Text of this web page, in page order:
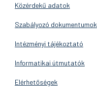
Közérdekű adatok
Szabályozó dokumentumok
Intézményi tájékoztató
Informatikai útmutatók
Elérhetőségek